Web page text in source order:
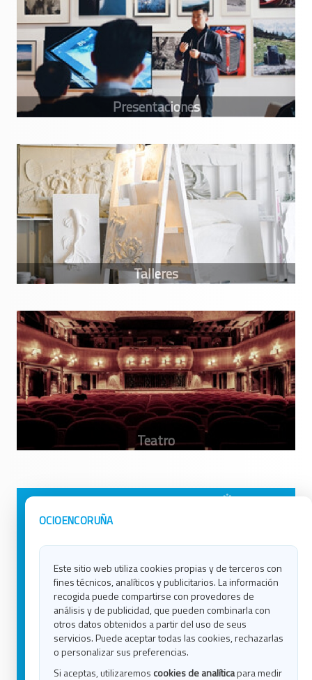
OCIOENCORUÑA
Este sitio web utiliza cookies propias y de terceros con
fines técnicos, analíticos y publicitarios. La información
recogida puede compartirse con provedores de
análisis y de publicidad, que pueden combinarla con
otros datos obtenidos a partir del uso de seus
servicios. Puede aceptar todas las cookies, rechazarlas
o personalizar sus preferencias.
Si aceptas, utilizaremos cookies de analíticapara medir
Avisos Legales
Contacto
Política de Cookies
Ocio en Lugo
Ocio en Ourense
Ocio en Pontevedra
Ocio en Santiago
Ocio en Vigo
Blog